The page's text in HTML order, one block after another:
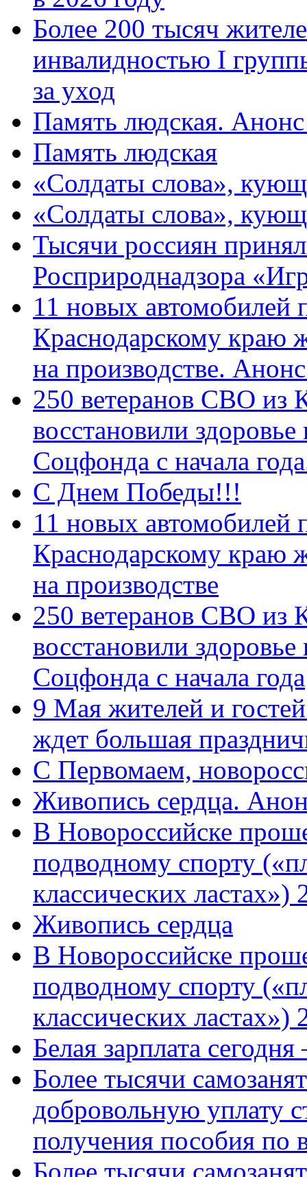
Более 200 тысяч
инвалидностью I
за уход
Память людская.
Память людская
«Солдаты слова»,
«Солдаты слова»,
Тысячи россиян
Росприроднадзора
11 новых автомобилей
Краснодарскому краю
на производстве.
250 ветеранов СВО из
восстановили
Соцфонда с начала
С Днем Победы!!!
11 новых автомобилей
Краснодарскому краю
на производстве
250 ветеранов СВО из
восстановили
Соцфонда с начала года
9 Мая жителей и
ждет большая
C Первомаем,
Живопись сердца.
В Новороссийске
подводному спорту
классических
Живопись сердца
В Новороссийске
подводному спорту
классических ластах»)
Белая зарплата
Более тысячи
добровольную уплату
получения пособия по
Более тысячи